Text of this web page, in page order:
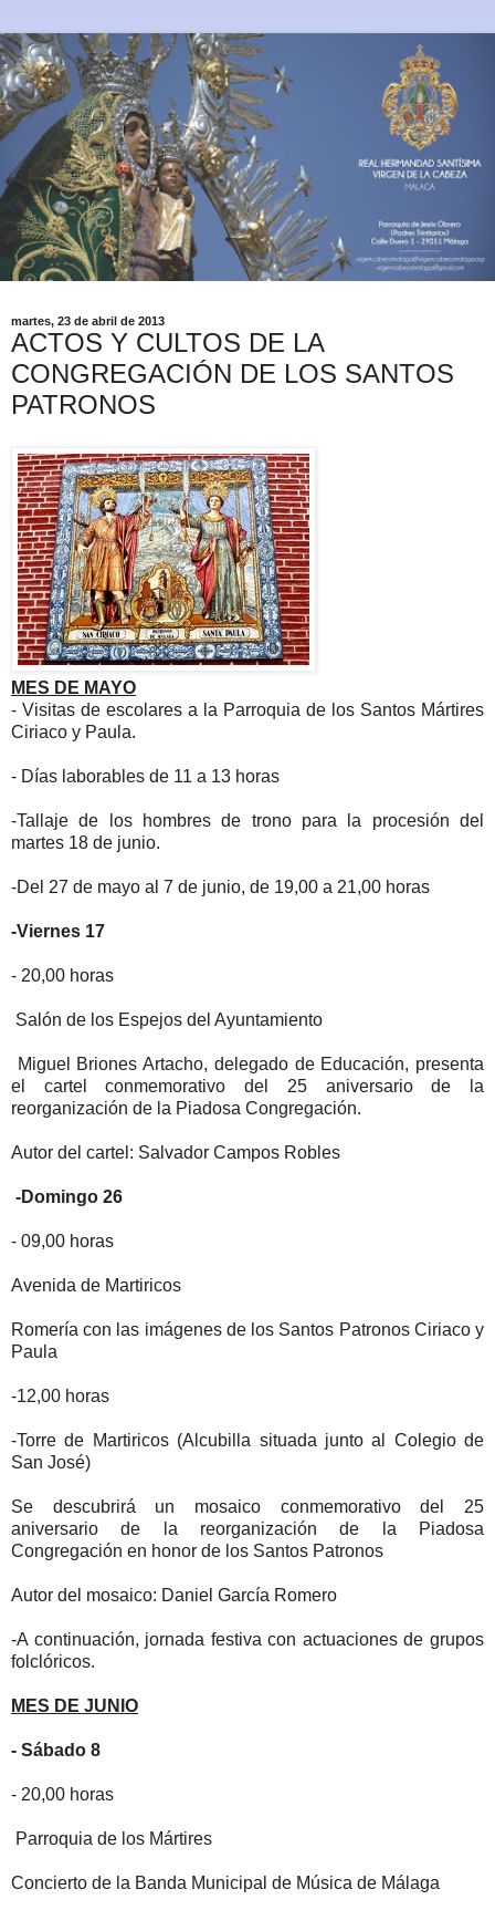
martes, 23 de abril de 2013
ACTOS Y CULTOS DE LA
CONGREGACIÓN DE LOS SANTOS
PATRONOS
MES DE MAYO
- Visitas de escolares a la Parroquia de los Santos Mártires
Ciriaco y Paula.
- Días laborables de 11 a 13 horas
-Tallaje de los hombres de trono para la procesión del
martes 18 de junio.
-Del 27 de mayo al 7 de junio, de 19,00 a 21,00 horas
-Viernes 17
- 20,00 horas
Salón de los Espejos del Ayuntamiento
Miguel Briones Artacho, delegado de Educación, presenta
el cartel conmemorativo del 25 aniversario de la
reorganización de la Piadosa Congregación.
Autor del cartel: Salvador Campos Robles
-Domingo 26
- 09,00 horas
Avenida de Martiricos
Romería con las imágenes de los Santos Patronos Ciriaco y
Paula
-12,00 horas
-Torre de Martiricos (Alcubilla situada junto al Colegio de
San José)
Se descubrirá un mosaico conmemorativo del 25
aniversario de la reorganización de
la Piadosa
Congregación en honor de los Santos Patronos
Autor del mosaico: Daniel García Romero
-A continuación, jornada festiva con actuaciones de grupos
folclóricos.
MES DE JUNIO
- Sábado 8
- 20,00 horas
Parroquia de los Mártires
Concierto de la Banda Municipal de Música de Málaga